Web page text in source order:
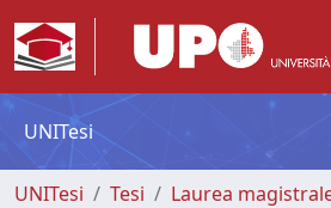
UNITesi
UNITesi Tesi Laurea